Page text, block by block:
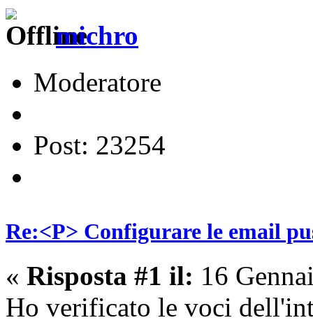
michro
Moderatore
Post: 23254
Re:<P> Configurare le email
« Risposta #1 il: 16
Ho verificato le voci